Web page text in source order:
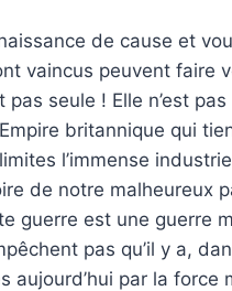
de cause et
vaincus peuvent faire
pas seule ! Elle n’est
britannique qui
l’immense
de notre malheureux
guerre est une guerre
pas qu’il y a,
aujourd’hui par la force